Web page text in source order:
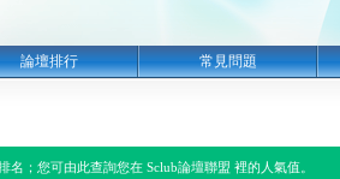
論壇排行 常見問題
；您可由此查詢您在 Sclub論壇聯盟 裡的人氣值。